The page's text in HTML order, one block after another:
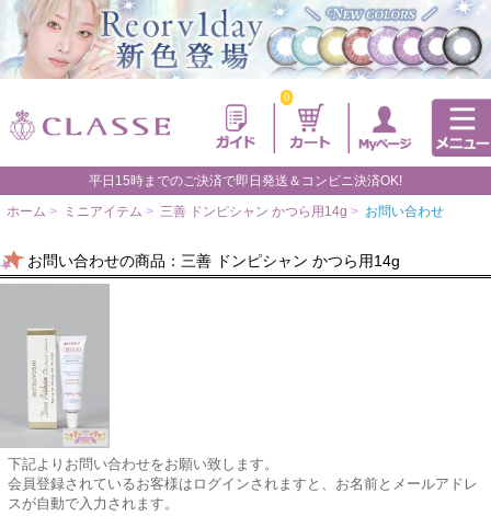
0
平日15時までのご決済で即日発送＆コンビニ決済OK!
ホーム > ミニアイテム > 三善 ドンピシャン かつら用14g > お問い合わせ
お問い合わせの商品：三善 ドンピシャン かつら用14g
下記よりお問い合わせをお願い致します。
会員登録されているお客様はログインされますと、お名前とメールアドレ
スが自動で入力されます。